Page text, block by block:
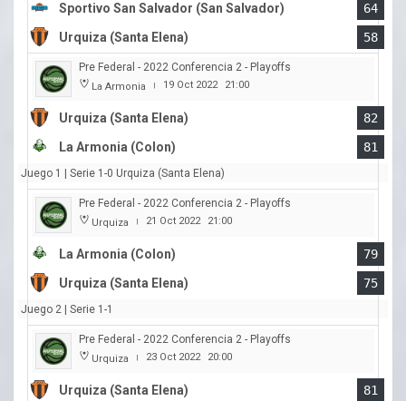
Sportivo San Salvador (San Salvador)
64
Urquiza (Santa Elena)
58
Pre Federal - 2022 Conferencia 2 - Playoffs
La Armonia | 19 Oct 2022 21:00
Urquiza (Santa Elena)
82
La Armonia (Colon)
81
Juego 1 | Serie 1-0 Urquiza (Santa Elena)
Pre Federal - 2022 Conferencia 2 - Playoffs
Urquiza | 21 Oct 2022 21:00
La Armonia (Colon)
79
Urquiza (Santa Elena)
75
Juego 2 | Serie 1-1
Pre Federal - 2022 Conferencia 2 - Playoffs
Urquiza | 23 Oct 2022 20:00
Urquiza (Santa Elena)
81